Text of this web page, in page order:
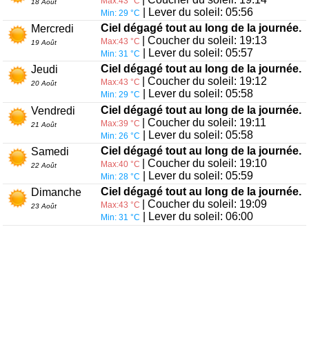
Min: 29 °C
| Lever du soleil: 05:56
Mercredi
19 Août
Ciel dégagé tout au long de la journée.
Max:43 °C | Coucher du soleil: 19:13
Min: 31 °C
| Lever du soleil: 05:57
Jeudi
20 Août
Ciel dégagé tout au long de la journée.
Max:43 °C | Coucher du soleil: 19:12
Min: 29 °C
| Lever du soleil: 05:58
Vendredi
21 Août
Ciel dégagé tout au long de la journée.
Max:39 °C | Coucher du soleil: 19:11
Min: 26 °C
| Lever du soleil: 05:58
Samedi
22 Août
Ciel dégagé tout au long de la journée.
Max:40 °C | Coucher du soleil: 19:10
Min: 28 °C
| Lever du soleil: 05:59
Dimanche
23 Août
Ciel dégagé tout au long de la journée.
Max:43 °C | Coucher du soleil: 19:09
Min: 31 °C | Lever du soleil: 06:00